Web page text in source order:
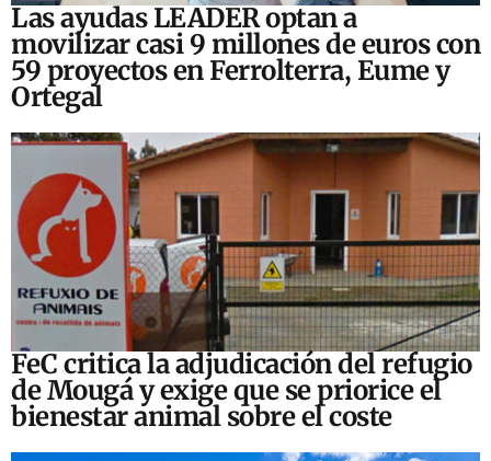
Las ayudas LEADER optan a
movilizar casi 9 millones de euros con
59 proyectos en Ferrolterra, Eume y
Ortegal
FeC critica la adjudicación del refugio
de Mougá y exige que se priorice el
bienestar animal sobre el coste